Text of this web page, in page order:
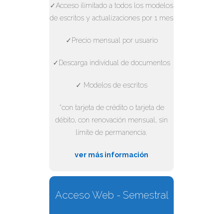
✓Acceso ilimitado a todos los modelos
de escritos y actualizaciones por 1 mes
✓Precio mensual por usuario
✓Descarga individual de documentos
✓ Modelos de escritos
*con tarjeta de crédito o tarjeta de
débito, con renovación mensual, sin
límite de permanencia.
ver más información
Acceso Web - Semestral